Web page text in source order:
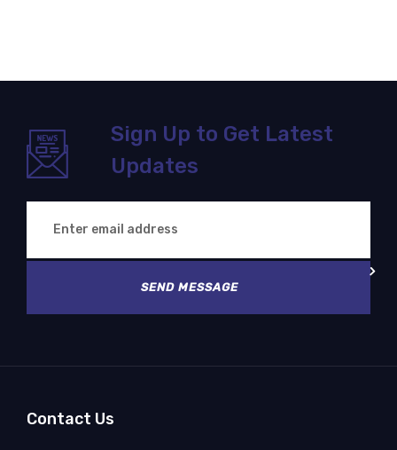
Sign Up to Get Latest
Updates
SEND MESSAGE
Contact Us